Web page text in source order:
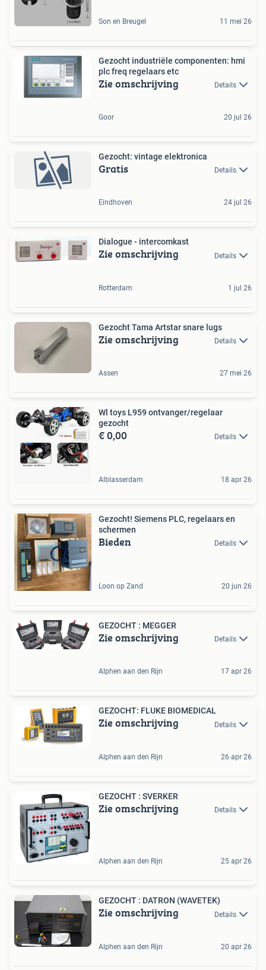
Son en Breugel 11 mei 26
Gezocht industriële componenten: hmi
plc freq regelaars etc
Zie omschrijving Details
Goor 20 jul 26
Gezocht: vintage elektronica
Gratis Details
Eindhoven 24 jul 26
Dialogue - intercomkast
Zie omschrijving Details
Rotterdam 1 jul 26
Gezocht Tama Artstar snare lugs
Zie omschrijving Details
Assen 27 mei 26
Wl toys L959 ontvanger/regelaar
gezocht
€ 0,00 Details
Alblasserdam 18 apr 26
Gezocht! Siemens PLC, regelaars en
schermen
Bieden Details
Loon op Zand 20 jun 26
GEZOCHT : MEGGER
Zie omschrijving Details
Alphen aan den Rijn 17 apr 26
GEZOCHT: FLUKE BIOMEDICAL
Zie omschrijving Details
Alphen aan den Rijn 26 apr 26
GEZOCHT : SVERKER
Zie omschrijving Details
Alphen aan den Rijn 25 apr 26
GEZOCHT : DATRON (WAVETEK)
Zie omschrijving Details
Alphen aan den Rijn 20 apr 26